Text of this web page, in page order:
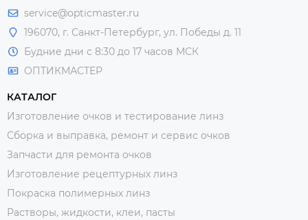
service@opticmaster.ru
196070, г. Санкт-Петербург, ул. Победы д. 11
Будние дни с 8:30 до 17 часов МСК
ОПТИКМАСТЕР
КАТАЛОГ
Изготовление очков и тестирование линз
Сборка и выправка, ремонт и сервис очков
Запчасти для ремонта очков
Изготовление рецептурных линз
Покраска полимерных линз
Растворы, жидкости, клеи, пасты